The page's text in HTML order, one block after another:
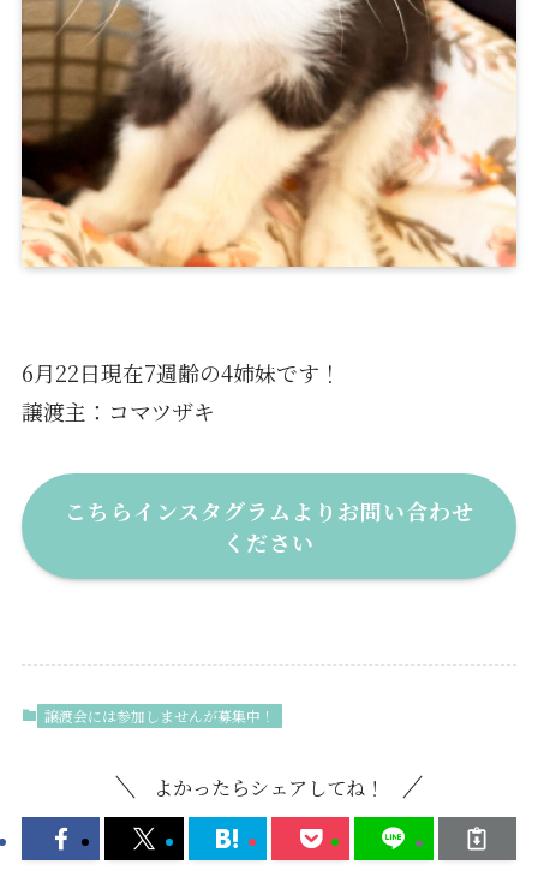
6月22日現在7週齢の4姉妹です！
譲渡主：コマツザキ
こちらインスタグラムよりお問い合わせ
ください
譲渡会には参加しませんが募集中！
よかったらシェアしてね！